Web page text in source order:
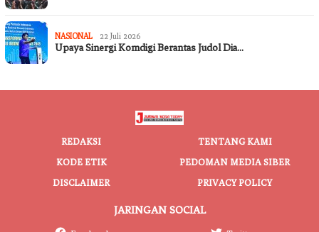
NASIONAL 22 Juli 2026
Upaya Sinergi Komdigi Berantas Judol Dia…
REDAKSI
TENTANG KAMI
KODE ETIK
PEDOMAN MEDIA SIBER
DISCLAIMER
PRIVACY POLICY
JARINGAN SOCIAL